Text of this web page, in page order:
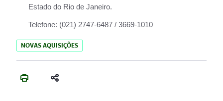
Estado do Rio de Janeiro.
Telefone: (021) 2747-6487 / 3669-1010
NOVAS AQUISIÇÕES